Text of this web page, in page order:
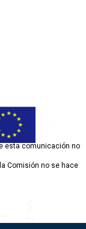
esta comunicación no
Comisión no se hace